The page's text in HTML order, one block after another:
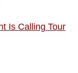
Is Calling Tour